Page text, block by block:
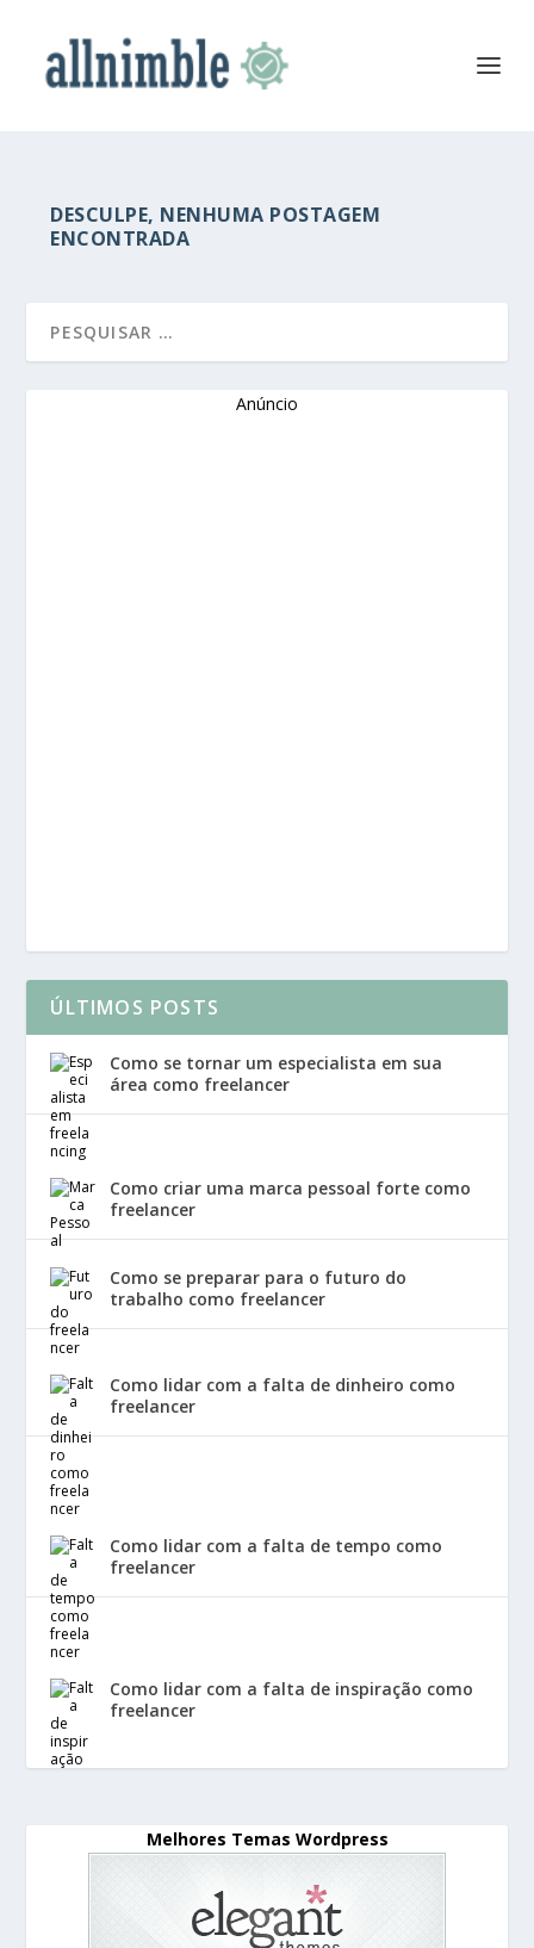
DESCULPE, NENHUMA POSTAGEM
ENCONTRADA
Anúncio
ÚLTIMOS POSTS
Como se tornar um especialista em sua
área como freelancer
Como criar uma marca pessoal forte como
freelancer
Como se preparar para o futuro do
trabalho como freelancer
Como lidar com a falta de dinheiro como
freelancer
Como lidar com a falta de tempo como
freelancer
Como lidar com a falta de inspiração como
freelancer
Melhores Temas Wordpress